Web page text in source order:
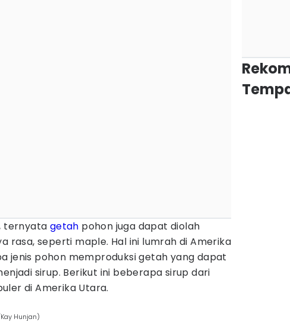
ternyata getah pohon juga dapat diolah
rasa, seperti maple. Hal ini lumrah di Amerika
jenis pohon memproduksi getah yang dapat
sirup. Berikut ini beberapa sirup dari
di Amerika Utara.
Hunjan)